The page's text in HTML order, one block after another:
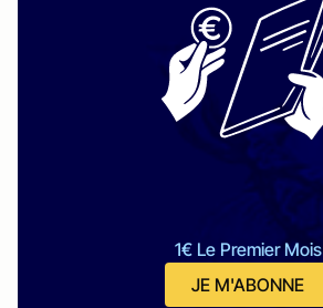
1€ Le Premier Mois
JE M'ABONNE